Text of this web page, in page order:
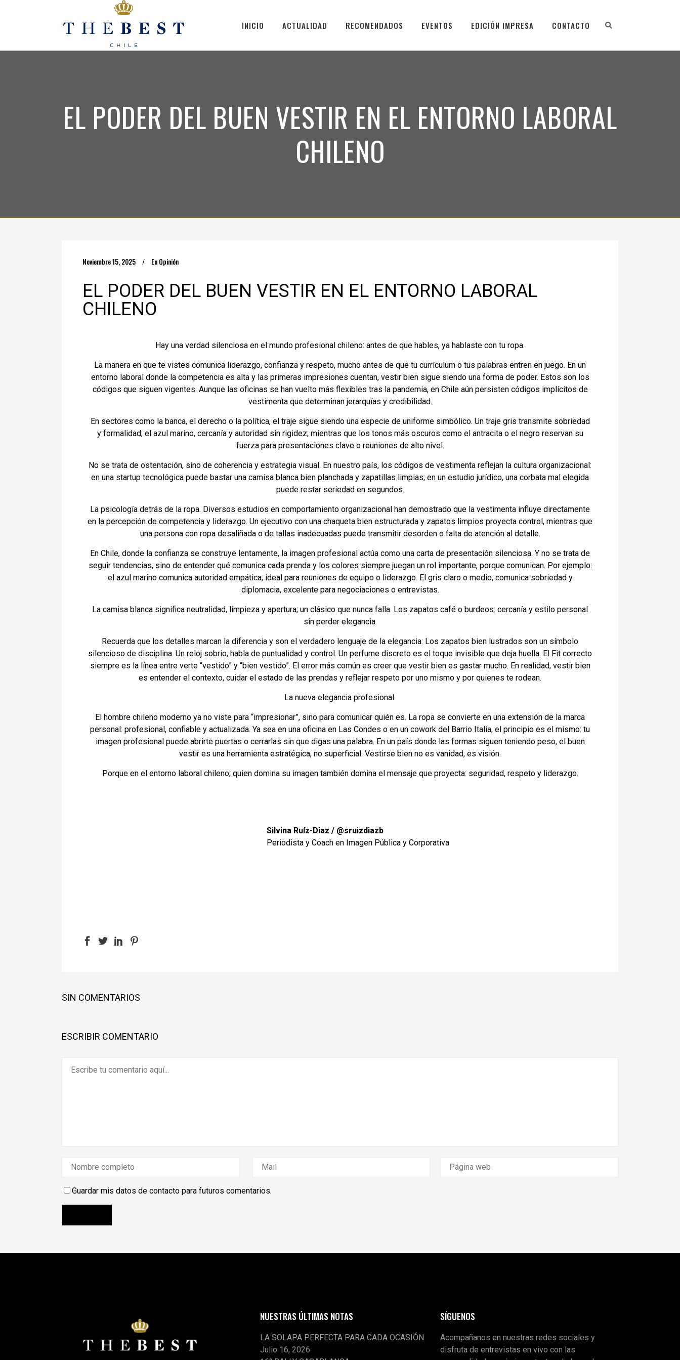
INICIO ACTUALIDAD RECOMENDADOS EVENTOS EDICIÓN IMPRESA CONTACTO
EL PODER DEL BUEN VESTIR EN EL ENTORNO LABORAL
CHILENO
Noviembre 15, 2025 En Opinión
EL PODER DEL BUEN VESTIR EN EL ENTORNO LABORAL
CHILENO
Hay una verdad silenciosa en el mundo profesional chileno: antes de que hables, ya hablaste con tu ropa.
La manera en que te vistes comunica liderazgo, confianza y respeto, mucho antes de que tu currículum o tus palabras entren en juego. En un
entorno laboral donde la competencia es alta y las primeras impresiones cuentan, vestir bien sigue siendo una forma de poder. Estos son los
códigos que siguen vigentes. Aunque las oficinas se han vuelto más flexibles tras la pandemia, en Chile aún persisten códigos implícitos de
vestimenta que determinan jerarquías y credibilidad.
En sectores como la banca, el derecho o la política, el traje sigue siendo una especie de uniforme simbólico. Un traje gris transmite sobriedad
y formalidad; el azul marino, cercanía y autoridad sin rigidez; mientras que los tonos más oscuros como el antracita o el negro reservan su
fuerza para presentaciones clave o reuniones de alto nivel.
No se trata de ostentación, sino de coherencia y estrategia visual. En nuestro país, los códigos de vestimenta reflejan la cultura organizacional:
en una startup tecnológica puede bastar una camisa blanca bien planchada y zapatillas limpias; en un estudio jurídico, una corbata mal elegida
puede restar seriedad en segundos.
La psicología detrás de la ropa. Diversos estudios en comportamiento organizacional han demostrado que la vestimenta influye directamente
en la percepción de competencia y liderazgo. Un ejecutivo con una chaqueta bien estructurada y zapatos limpios proyecta control, mientras que
una persona con ropa desaliñada o de tallas inadecuadas puede transmitir desorden o falta de atención al detalle.
En Chile, donde la confianza se construye lentamente, la imagen profesional actúa como una carta de presentación silenciosa. Y no se trata de
seguir tendencias, sino de entender qué comunica cada prenda y los colores siempre juegan un rol importante, porque comunican. Por ejemplo:
el azul marino comunica autoridad empática, ideal para reuniones de equipo o liderazgo. El gris claro o medio, comunica sobriedad y
diplomacia, excelente para negociaciones o entrevistas.
La camisa blanca significa neutralidad, limpieza y apertura; un clásico que nunca falla. Los zapatos café o burdeos: cercanía y estilo personal
sin perder elegancia.
Recuerda que los detalles marcan la diferencia y son el verdadero lenguaje de la elegancia: Los zapatos bien lustrados son un símbolo
silencioso de disciplina. Un reloj sobrio, habla de puntualidad y control. Un perfume discreto es el toque invisible que deja huella. El Fit correcto
siempre es la línea entre verte “vestido” y “bien vestido”. El error más común es creer que vestir bien es gastar mucho. En realidad, vestir bien
es entender el contexto, cuidar el estado de las prendas y reflejar respeto por uno mismo y por quienes te rodean.
La nueva elegancia profesional.
El hombre chileno moderno ya no viste para “impresionar”, sino para comunicar quién es. La ropa se convierte en una extensión de la marca
personal: profesional, confiable y actualizada. Ya sea en una oficina en Las Condes o en un cowork del Barrio Italia, el principio es el mismo: tu
imagen profesional puede abrirte puertas o cerrarlas sin que digas una palabra. En un país donde las formas siguen teniendo peso, el buen
vestir es una herramienta estratégica, no superficial. Vestirse bien no es vanidad, es visión.
Porque en el entorno laboral chileno, quien domina su imagen también domina el mensaje que proyecta: seguridad, respeto y liderazgo.
Silvina Ruíz-Diaz / @sruizdiazb
Periodista y Coach en Imagen Pública y Corporativa
SIN COMENTARIOS
ESCRIBIR COMENTARIO
Guardar mis datos de contacto para futuros comentarios.
NUESTRAS ÚLTIMAS NOTAS
LA SOLAPA PERFECTA PARA CADA OCASIÓN
Julio 16, 2026
SÍGUENOS
Acompañanos en nuestras redes sociales y
disfruta de entrevistas en vivo con las